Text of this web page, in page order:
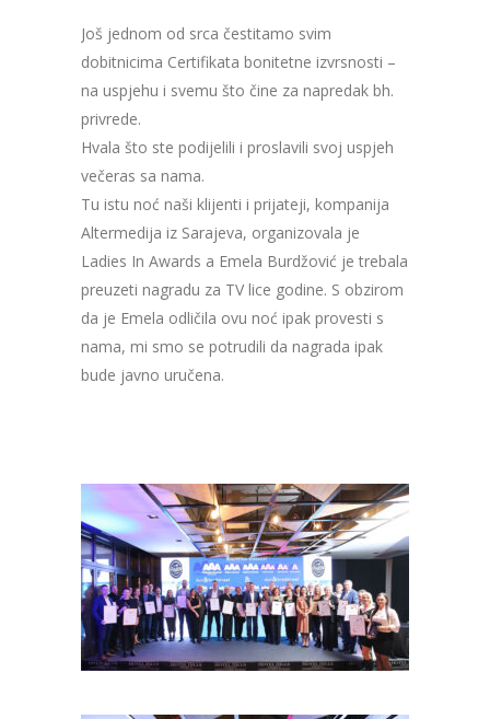
Još jednom od srca čestitamo svim
dobitnicima Certifikata bonitetne izvrsnosti –
na uspjehu i svemu što čine za napredak bh.
privrede.
Hvala što ste podijelili i proslavili svoj uspjeh
večeras sa nama.
Tu istu noć naši klijenti i prijateji, kompanija
Altermedija iz Sarajeva, organizovala je
Ladies In Awards a Emela Burdžović je trebala
preuzeti nagradu za TV lice godine. S obzirom
da je Emela odličila ovu noć ipak provesti s
nama, mi smo se potrudili da nagrada ipak
bude javno uručena.